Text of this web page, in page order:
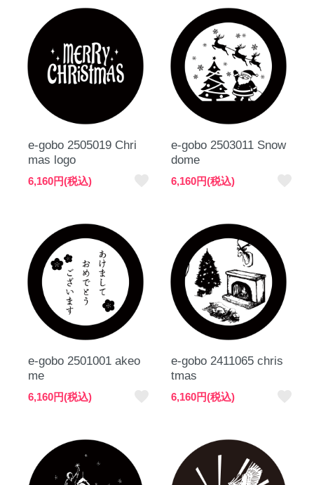
e-gobo 2505019 Chri
mas logo
6,160円(税込)
e-gobo 2503011 Snow
dome
6,160円(税込)
e-gobo 2501001 akeo
me
6,160円(税込)
e-gobo 2411065 chris
tmas
6,160円(税込)